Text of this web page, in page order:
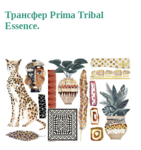
Трансфер Prima Tribal
Essence.